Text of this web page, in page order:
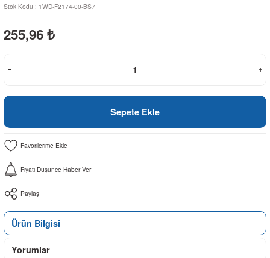
Stok Kodu : 1WD-F2174-00-BS7
255,96 ₺
Sepete Ekle
Fiyatı Düşünce Haber Ver
Paylaş
Ürün Bilgisi
Yorumlar